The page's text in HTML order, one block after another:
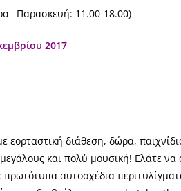
–Παρασκευή: 11.00-18.00)
2017
εορταστική διάθεση, δώρα,
μεγάλους και πολύ μουσική! Ελάτε
αυτοσχέδια